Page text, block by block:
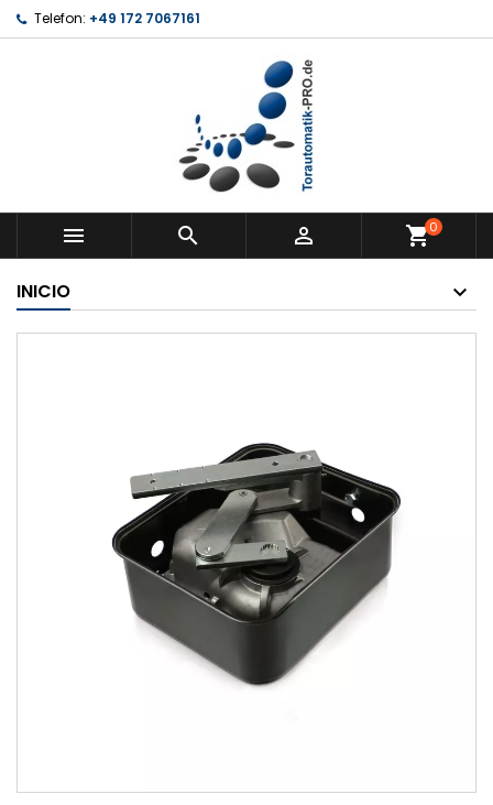
Telefon: +49 172 7067161
   shopping_cart0
INICIO